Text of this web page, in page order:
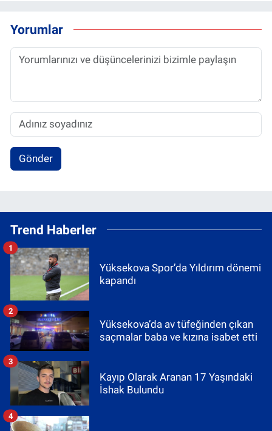
Yorumlar
Gönder
Trend Haberler
Yüksekova Spor’da Yıldırım dönemi
kapandı
1
Yüksekova’da av tüfeğinden çıkan
saçmalar baba ve kızına isabet etti
2
Kayıp Olarak Aranan 17 Yaşındaki
İshak Bulundu
3
4